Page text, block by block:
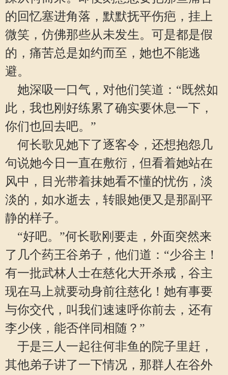
的回忆塞进角落，默默抚平伤疤，挂上
微笑，仿佛那些从未发生。可是都是假
的，痛苦总是如约而至，她也不能逃
避。
她深吸一口气，对他们笑道：“既然如
此，我也刚好练累了确实要休息一下，
你们也回去吧。”
何长歌见她下了逐客令，还想抱怨几
句说她今日一直在敷衍，但看着她站在
风中，目光带着抹她看不懂的忧伤，淡
淡的，如水逝去，转眼她便又是那副平
静的样子。
“好吧。”何长歌刚要走，外面突然来
了几个药王谷弟子，他们道：“少谷主！
有一批武林人士在慈化大开杀戒，谷主
现在马上就要动身前往慈化！她有事要
与你交代，叫我们速速呼你前去，还有
李少侠，能否伴同相随？”
于是三人一起往何非鱼的院子里赶，
其他弟子讲了一下情况，那群人在谷外